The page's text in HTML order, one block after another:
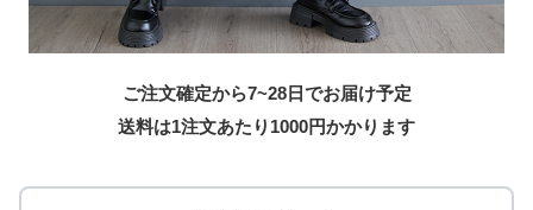
ご注文確定から7~28日でお届け予定
送料は1注文あたり 1000円かかります